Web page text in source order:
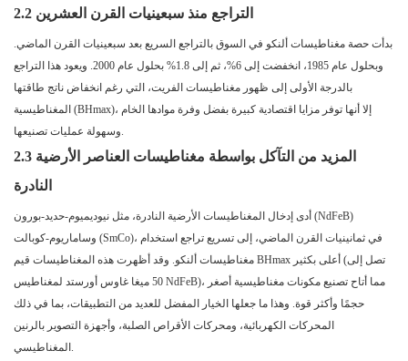
2.2 التراجع منذ سبعينيات القرن العشرين
بدأت حصة مغناطيسات ألنكو في السوق بالتراجع السريع بعد سبعينيات القرن الماضي.
وبحلول عام 1985، انخفضت إلى 6%، ثم إلى 1.8% بحلول عام 2000. ويعود هذا التراجع
بالدرجة الأولى إلى ظهور مغناطيسات الفريت، التي رغم انخفاض ناتج طاقتها
المغناطيسية (BHmax)، إلا أنها توفر مزايا اقتصادية كبيرة بفضل وفرة موادها الخام
وسهولة عمليات تصنيعها.
2.3 المزيد من التآكل بواسطة مغناطيسات العناصر الأرضية
النادرة
أدى إدخال المغناطيسات الأرضية النادرة، مثل نيوديميوم-حديد-بورون (NdFeB)
وساماريوم-كوبالت (SmCo)، في ثمانينيات القرن الماضي، إلى تسريع تراجع استخدام
مغناطيسات ألنكو. وقد أظهرت هذه المغناطيسات قيم BHmax أعلى بكثير (تصل إلى
50 ميغا غاوس أورستد لمغناطيس NdFeB)، مما أتاح تصنيع مكونات مغناطيسية أصغر
حجمًا وأكثر قوة. وهذا ما جعلها الخيار المفضل للعديد من التطبيقات، بما في ذلك
المحركات الكهربائية، ومحركات الأقراص الصلبة، وأجهزة التصوير بالرنين
المغناطيسي.